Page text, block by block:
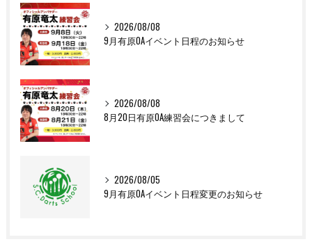
2026/08/08
9月有原OAイベント日程のお知らせ
2026/08/08
8月20日有原OA練習会につきまして
2026/08/05
9月有原OAイベント日程変更のお知らせ